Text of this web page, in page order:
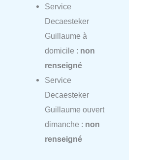
Service
Decaesteker
Guillaume à
domicile : non
renseigné
Service
Decaesteker
Guillaume ouvert
dimanche : non
renseigné